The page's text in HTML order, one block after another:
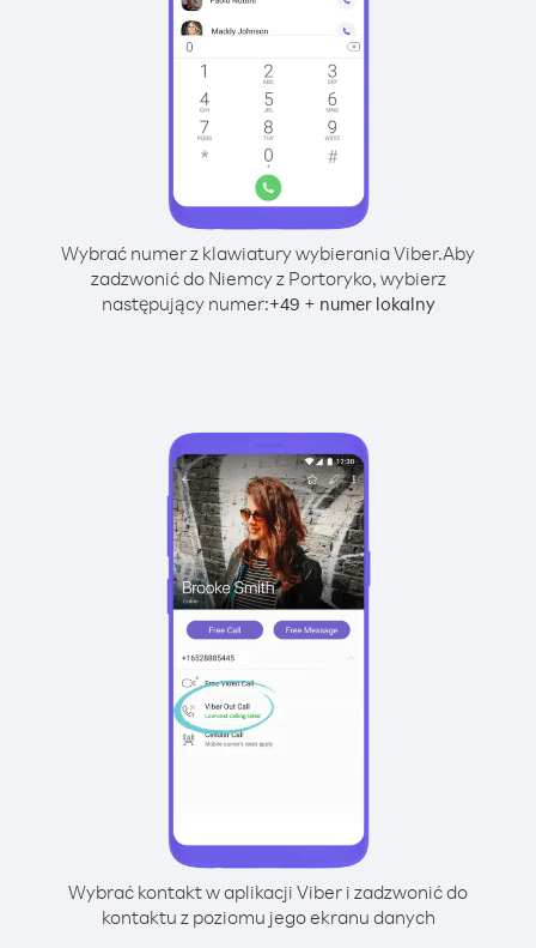
Wybrać numer z klawiatury wybierania Viber.Aby
zadzwonić do Niemcy z Portoryko, wybierz
następujący numer:+49 + numer lokalny
Wybrać kontakt w aplikacji Viber i zadzwonić do
kontaktu z poziomu jego ekranu danych